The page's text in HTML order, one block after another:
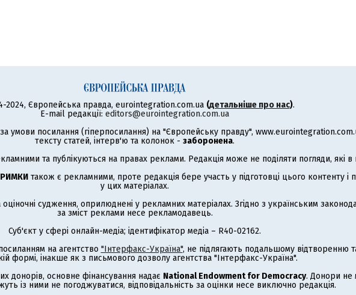
2024, Європейська правда, eurointegration.com.ua (детальніше про нас).
E-mail редакції: editors@eurointegration.com.ua
умови посилання (гіперпосилання) на "Європейську правду",
тексту статей, інтерв'ю та колонок - заборонена.
та публікуються на правах реклами. Редакція може не поділяти погляди, які
також є рекламними, проте редакція бере участь у підготовці цього контенту і
у цих матеріалах.
судження, оприлюднені у рекламних матеріалах. Згідно з українським
за зміст реклами несе рекламодавець.
Суб'єкт у сфері онлайн-медіа; ідентифікатор медіа – R40-02162.
на агентство "Інтерфакс-Україна", не підлягають подальшому
формі, інакше як з письмового дозволу агентства "Інтерфакс-Україна".
донорів, основне фінансування надає National Endowment for Democracy. Донори не
із ними не погоджуватися, відповідальність за оцінки несе виключно редакція.